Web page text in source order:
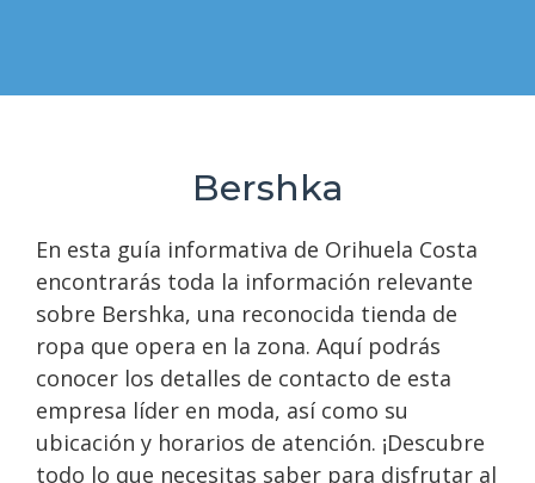
Bershka
En esta guía informativa de Orihuela Costa
encontrarás toda la información relevante
sobre Bershka, una reconocida tienda de
ropa que opera en la zona. Aquí podrás
conocer los detalles de contacto de esta
empresa líder en moda, así como su
ubicación y horarios de atención. ¡Descubre
todo lo que necesitas saber para disfrutar al